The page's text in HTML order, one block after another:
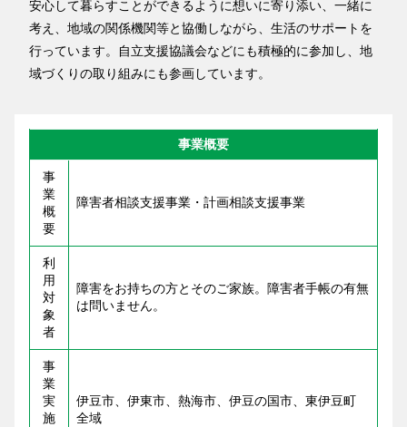
安心して暮らすことができるように想いに寄り添い、一緒に
考え、地域の関係機関等と協働しながら、生活のサポートを
行っています。自立支援協議会などにも積極的に参加し、地
域づくりの取り組みにも参画しています。
事業概要
事
業
概
要
障害者相談支援事業・計画相談支援事業
利
用
対
象
者
障害をお持ちの方とそのご家族。障害者手帳の有無
は問いません。
事
業
実
施
伊豆市、伊東市、熱海市、伊豆の国市、東伊豆町
全域